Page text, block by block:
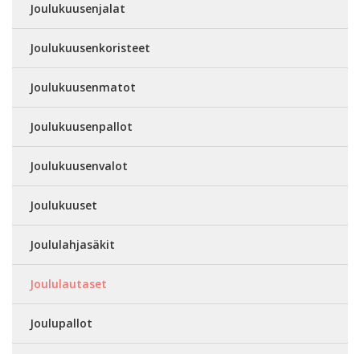
Joulukuusenjalat
Joulukuusenkoristeet
Joulukuusenmatot
Joulukuusenpallot
Joulukuusenvalot
Joulukuuset
Joululahjasäkit
Joululautaset
Joulupallot